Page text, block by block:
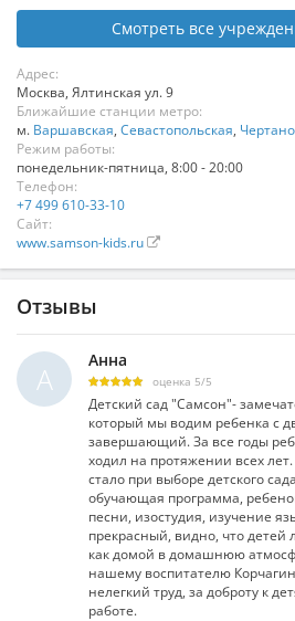
Смотреть все
Адрес:
Москва, Ялтинская ул. 9
Ближайшие станции метро:
м. Варшавская, Севастопольская,
Режим работы:
понедельник-пятница, 8:00 - 20:00
Телефон:
+7 499 610-33-10
Сайт:
www.samson-kids.ru
Отзывы
А
Анна
оценка 5/5
Детский сад "Самсон"-
который мы водим ребенка с
завершающий. За все годы
ходил на протяжении всех
стало при выборе детского
обучающая программа,
песни, изостудия, изучение
прекрасный, видно, что детей
как домой в домашнюю
нашему воспитателю
нелегкий труд, за доброту к
работе.